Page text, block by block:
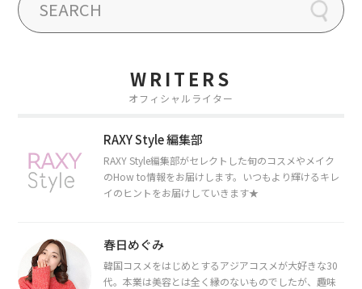
WRITERS
オフィシャルライター
RAXY Style 編集部
RAXY Style編集部がセレクトした旬のコスメやメイク
のHow to情報をお届けします。いつもより輝けるキレ
イのヒントをお届けしていきます★
春日めぐみ
韓国コスメをはじめとするアジアコスメが大好きな30
代。本業は美容とは全く縁のないものでしたが、趣味